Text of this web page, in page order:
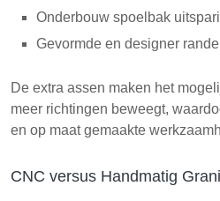
Onderbouw spoelbak
Gevormde en designer
De extra assen maken het
meer richtingen beweegt,
en op maat gemaakte
CNC versus Handmatig